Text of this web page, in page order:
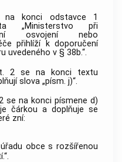
konci odstavce 1
„Ministerstvo při
osvojení nebo
přihlíží k doporučení
uvedeného v § 38b.“.
2 se na konci textu
slova „písm. j)“.
se na konci písmene d)
čárkou a doplňuje se
zní:
obce s rozšířenou